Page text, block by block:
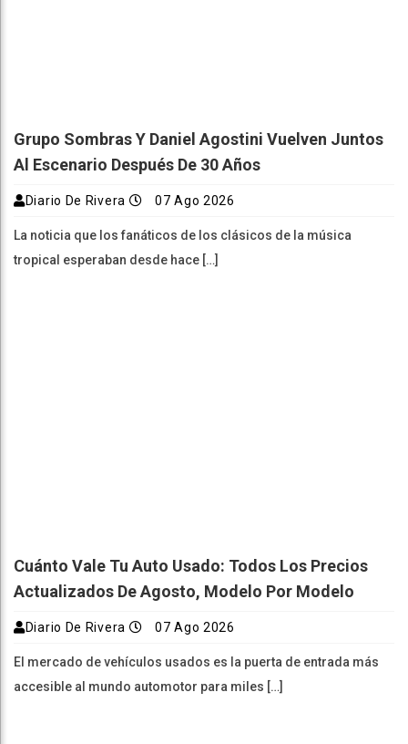
Grupo Sombras Y Daniel Agostini Vuelven Juntos
Al Escenario Después De 30 Años
Diario De Rivera 07 Ago 2026
La noticia que los fanáticos de los clásicos de la música
tropical esperaban desde hace […]
Cuánto Vale Tu Auto Usado: Todos Los Precios
Actualizados De Agosto, Modelo Por Modelo
Diario De Rivera 07 Ago 2026
El mercado de vehículos usados es la puerta de entrada más
accesible al mundo automotor para miles […]